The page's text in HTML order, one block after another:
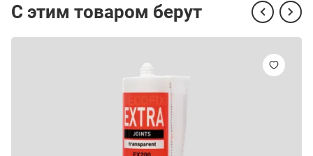
С этим товаром берут